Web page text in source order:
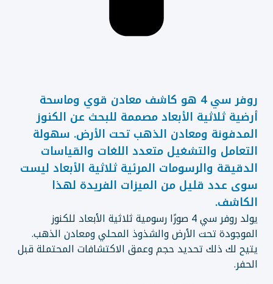
روفر سي 4 هو كاشف معادن قوي وماسحة
أرضية ثلاثية الأبعاد مصممة للبحث عن الكنوز
المدفونة ومعادن الذهب تحت الأرض. سهولة
التعامل والتشغيل متعدد اللغات والقياسات
الدقيقة والرسومات المرئية ثلاثية الأبعاد ليست
سوى عدد قليل من الميزات الفريدة لهذا
الكاشف.
يولد روفر سي 4 صورًا رسومية ثلاثية الأبعاد للكنوز
الموجودة تحت الأرض والشذوذ المحلي ومعادن الذهب.
يتيح لك ذلك تحديد حجم وعمق الاكتشافات المحتملة قبل
الحفر.